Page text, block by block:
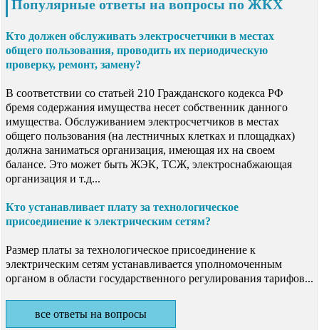
Популярные ответы на вопросы по ЖКХ
Кто должен обслуживать электросчетчики в местах
общего пользования, проводить их периодическую
проверку, ремонт, замену?
В соответствии со статьей 210 Гражданского кодекса РФ
бремя содержания имущества несет собственник данного
имущества. Обслуживанием электросчетчиков в местах
общего пользования (на лестничных клетках и площадках)
должна заниматься организация, имеющая их на своем
балансе. Это может быть ЖЭК, ТСЖ, электроснабжающая
организация и т.д...
Кто устанавливает плату за технологическое
присоединение к электрическим сетям?
Размер платы за технологическое присоединение к
электрическим сетям устанавливается уполномоченным
органом в области государственного регулирования тарифов...
все ответы на вопросы